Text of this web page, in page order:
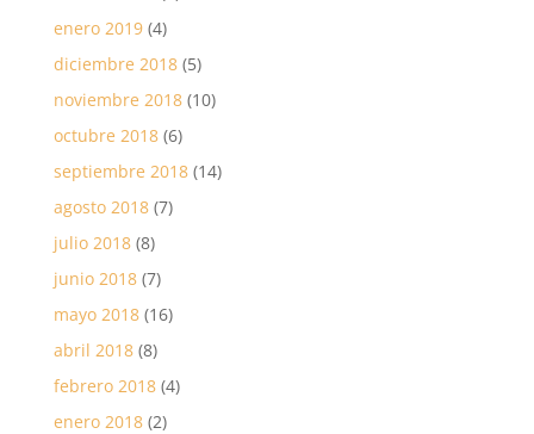
enero 2019(4)
diciembre 2018(5)
noviembre 2018(10)
octubre 2018(6)
septiembre 2018(14)
agosto 2018(7)
julio 2018(8)
junio 2018(7)
mayo 2018(16)
abril 2018(8)
febrero 2018(4)
enero 2018(2)